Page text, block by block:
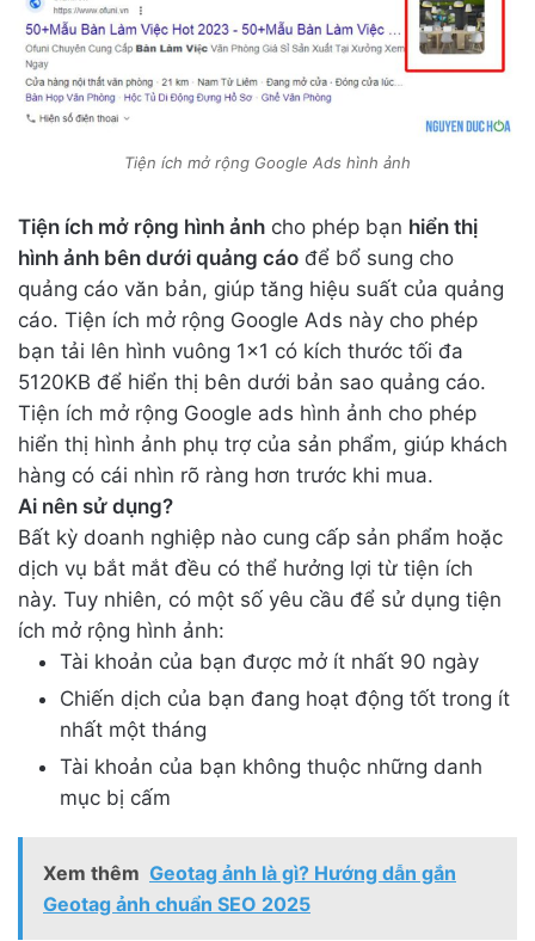
Tiện ích mở rộng Google Ads hình ảnh
Tiện ích mở rộng hình ảnh cho phép bạn hiển thị
hình ảnh bên dưới quảng cáo để bổ sung cho
quảng cáo văn bản, giúp tăng hiệu suất của quảng
cáo. Tiện ích mở rộng Google Ads này cho phép
bạn tải lên hình vuông 1×1 có kích thước tối đa
5120KB để hiển thị bên dưới bản sao quảng cáo.
Tiện ích mở rộng Google ads hình ảnh cho phép
hiển thị hình ảnh phụ trợ của sản phẩm, giúp khách
hàng có cái nhìn rõ ràng hơn trước khi mua.
Ai nên sử dụng?
Bất kỳ doanh nghiệp nào cung cấp sản phẩm hoặc
dịch vụ bắt mắt đều có thể hưởng lợi từ tiện ích
này. Tuy nhiên, có một số yêu cầu để sử dụng tiện
ích mở rộng hình ảnh:
Tài khoản của bạn được mở ít nhất 90 ngày
Chiến dịch của bạn đang hoạt động tốt trong ít
nhất một tháng
Tài khoản của bạn không thuộc những danh
mục bị cấm
Xem thêm Geotag ảnh là gì? Hướng dẫn gắn
Geotag ảnh chuẩn SEO 2025